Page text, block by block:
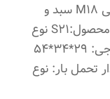
خرید جعبه پلاستیکی کاملا بسته ابرویی M18 سبد و
جعبه های دام و طیور آبزیان M18 کد محصول:S21 نوع
کالا: جعبه دام و طیور آبزیان ابعاد خارجی: 29*34*54
وزن: مقدار تحمل بار: نوع